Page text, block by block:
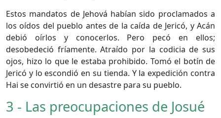
Estos mandatos de Jehová habían sido proclamados a
los oídos del pueblo antes de la caída de Jericó, y Acán
debió oírlos y conocerlos. Pero pecó en ellos;
desobedeció fríamente. Atraído por la codicia de sus
ojos, hizo lo que le estaba prohibido. Tomó el botín de
Jericó y lo escondió en su tienda. Y la expedición contra
Hai se convirtió en un desastre para su pueblo.
3 - Las preocupaciones de Josué